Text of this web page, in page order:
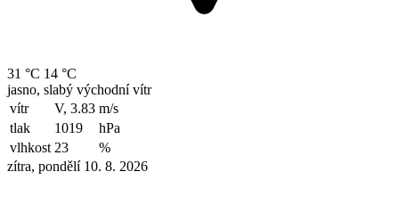
31 °C 14 °C
jasno, slabý východní vítr
vítr
V, 3.83 m/s
tlak
1019
hPa
vlhkost 23
%
zítra, pondělí 10. 8. 2026